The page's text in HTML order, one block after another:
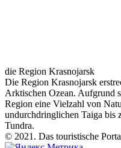
die Region Krasnojarsk
Die Region Krasnojarsk
Arktischen Ozean. Aufgrund
Region eine Vielzahl von
undurchdringlichen Taiga bis
Tundra.
© 2021. Das touristische